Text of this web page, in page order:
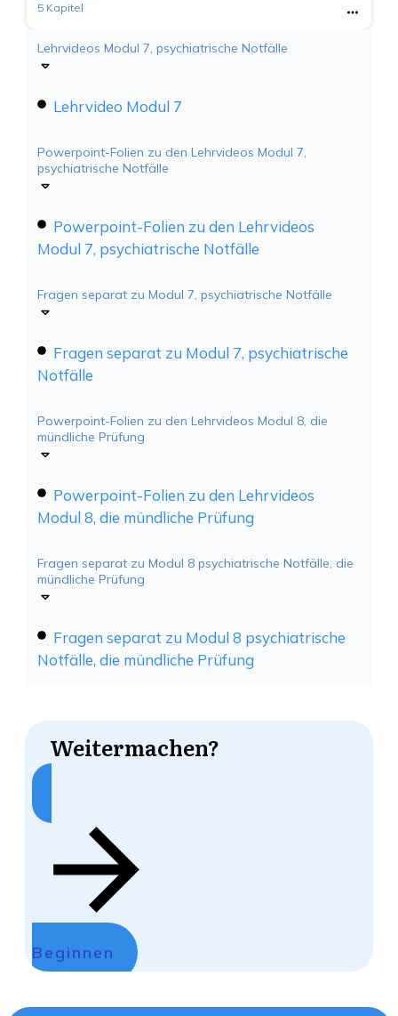
5 Kapitel
Lehrvideos Modul 7, psychiatrische Notfälle
Lehrvideo Modul 7
Powerpoint-Folien zu den Lehrvideos Modul 7,
psychiatrische Notfälle
Powerpoint-Folien zu den Lehrvideos
Modul 7, psychiatrische Notfälle
Fragen separat zu Modul 7, psychiatrische Notfälle
Fragen separat zu Modul 7, psychiatrische
Notfälle
Powerpoint-Folien zu den Lehrvideos Modul 8, die
mündliche Prüfung
Powerpoint-Folien zu den Lehrvideos
Modul 8, die mündliche Prüfung
Fragen separat zu Modul 8 psychiatrische Notfälle, die
mündliche Prüfung
Fragen separat zu Modul 8 psychiatrische
Notfälle, die mündliche Prüfung
Weitermachen?
Beginnen